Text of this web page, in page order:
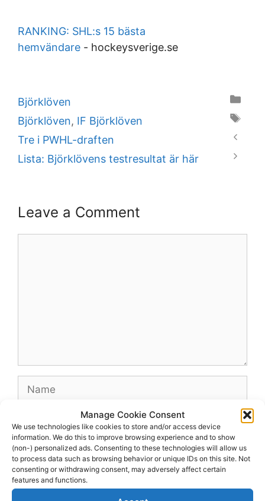
Manage Cookie Consent
We use technologies like cookies to store and/or access device
information. We do this to improve browsing experience and to show
(non-) personalized ads. Consenting to these technologies will allow us
to process data such as browsing behavior or unique IDs on this site. Not
consenting or withdrawing consent, may adversely affect certain
features and functions.
RANKING: SHL:s 15 bästa
hemvändare - hockeysverige.se
Categories
Björklöven
Tags
Björklöven, IF Björklöven
Tre i PWHL-draften
Lista: Björklövens testresultat är här
Leave a Comment
Name
Website